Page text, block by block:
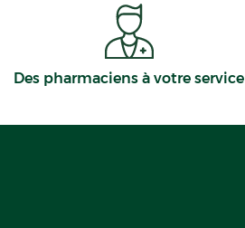
Des pharmaciens à votre service